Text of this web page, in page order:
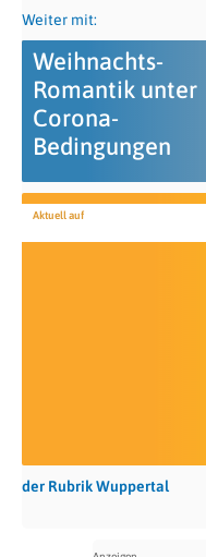
Weiter mit:
Weihnachts-
Romantik unter
Corona-
Bedingungen
Aktuell auf
der Rubrik Wuppertal